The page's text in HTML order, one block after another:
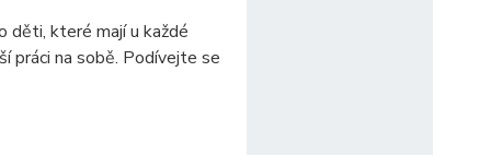
děti, které mají u každé
práci na sobě. Podívejte se